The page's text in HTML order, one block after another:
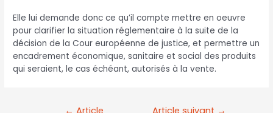
Elle lui demande donc ce qu’il compte mettre en oeuvre
pour clarifier la situation réglementaire à la suite de la
décision de la Cour européenne de justice, et permettre un
encadrement économique, sanitaire et social des produits
qui seraient, le cas échéant, autorisés à la vente.
← Article
Article suivant →